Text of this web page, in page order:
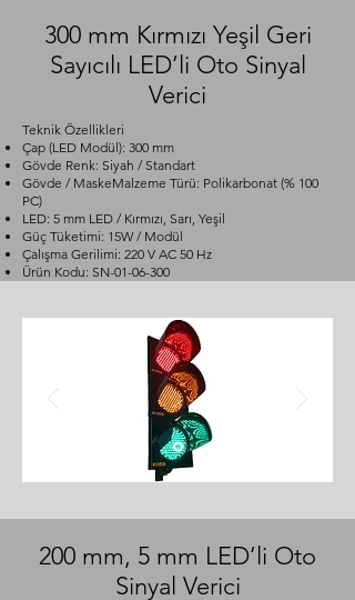
300 mm Kırmızı Yeşil Geri
Sayıcılı LED’li Oto Sinyal
Verici
Teknik Özellikleri
Çap (LED Modül): 300 mm
Gövde Renk: Siyah / Standart
Gövde / MaskeMalzeme Türü: Polikarbonat (% 100
PC)
LED: 5 mm LED / Kırmızı, Sarı, Yeşil
Güç Tüketimi: 15W / Modül
Çalışma Gerilimi: 220 V AC 50 Hz
Ürün Kodu: SN-01-06-300
200 mm, 5 mm LED’li Oto
Sinyal Verici